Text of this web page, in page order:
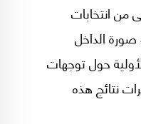
من انتخابات
الداخل
حول توجهات
نتائج هذه